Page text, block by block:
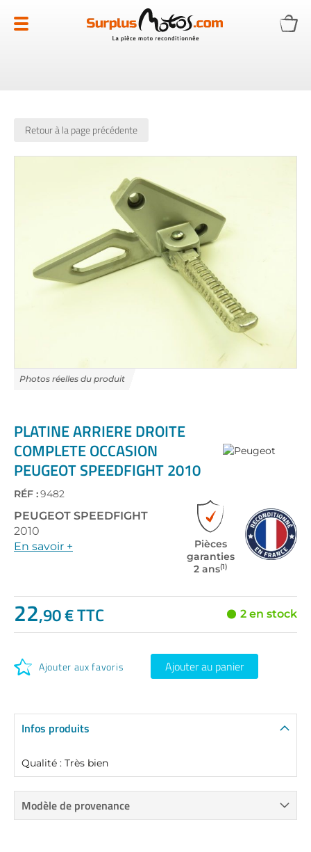
au
contenu
Retour à la page précédente
gallery
the
beginning
of
the
images
gallery
PLATINE ARRIERE DROITE
COMPLETE OCCASION
PEUGEOT SPEEDFIGHT 2010
RÉF :9482
PEUGEOT SPEEDFIGHT
2010
En savoir +
Pièces
garanties
2 ans(1)
22,90 € TTC 2 en stock
Ajouter aux favoris Ajouter au panier
Infos produits
Qualité : Très bien
Modèle de provenance